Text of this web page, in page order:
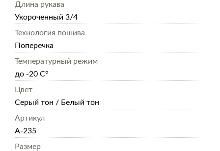
Длина рукава
Укороченный 3/4
Технология пошива
Поперечка
Температурный режим
до -20 С°
Цвет
Серый тон / Белый тон
Артикул
А-235
Размер